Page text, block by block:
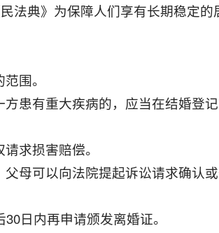
法典》为保障人们享有长期稳定
围。
患有重大疾病的，应当在结婚登
求损害赔偿。
母可以向法院提起诉讼请求确认
日内再申请颁发离婚证。